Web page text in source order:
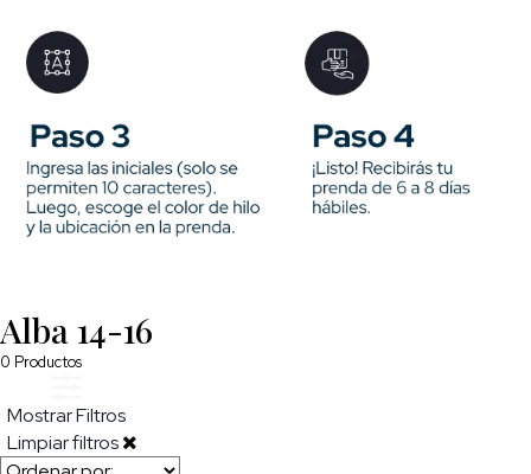
Alba 14-16
0 Productos
Mostrar Filtros
Limpiar filtros